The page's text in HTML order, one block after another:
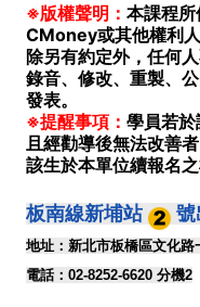
※版權聲明： 本課程
CMoney或其他權利
除另有約定外，任何
錄音、修改、重製、
發表。
※提醒事項： 學員若於
且經勸導後無法改善
該生於本單位續報名之
板南線新埔站 號
地址：新北市板橋區文化路
電話：02-8252-6620 分機2